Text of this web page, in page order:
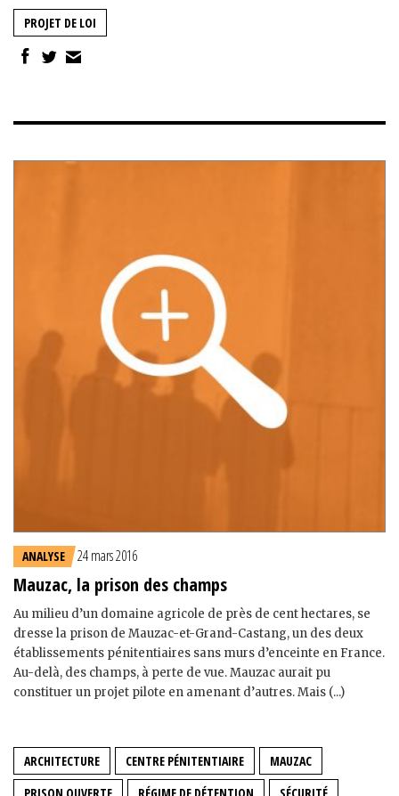
PROJET DE LOI
ANALYSE 24 mars 2016
Mauzac, la prison des champs
Au milieu d’un domaine agricole de près de cent hectares, se
dresse la prison de Mauzac-et-Grand-Castang, un des deux
établissements pénitentiaires sans murs d’enceinte en France.
Au-delà, des champs, à perte de vue. Mauzac aurait pu
constituer un projet pilote en amenant d’autres. Mais (...)
ARCHITECTURE CENTRE PÉNITENTIAIRE
MAUZAC